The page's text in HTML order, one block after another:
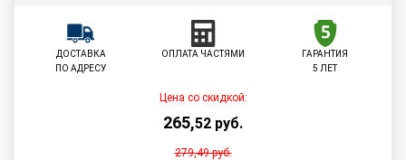
ДОСТАВКА
ПО АДРЕСУ
ОПЛАТА ЧАСТЯМИ
ГАРАНТИЯ
5 ЛЕТ
Цена со скидкой:
265,52 руб.
279,49руб.